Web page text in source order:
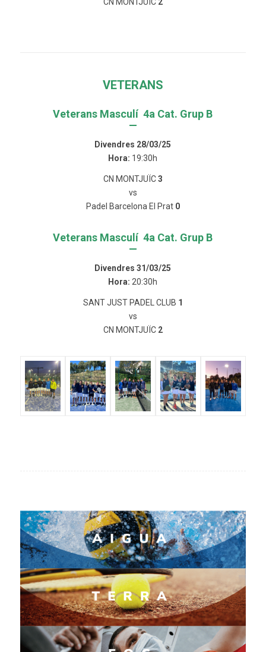
VETERANS
Veterans Masculí 4a Cat. Grup B
—
Divendres 28/03/25
Hora: 19:30h
CN MONTJUÏC3
vs
Padel Barcelona El Prat 0
Veterans Masculí 4a Cat. Grup B
—
Divendres 31/03/25
Hora: 20:30h
SANT JUST PADEL CLUB 1
vs
CN MONTJUÏC 2